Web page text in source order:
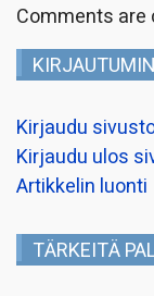
Comments are
Kirjaudu
Kirjaudu ulos
Artikkelin luonti
TÄRKEITÄ